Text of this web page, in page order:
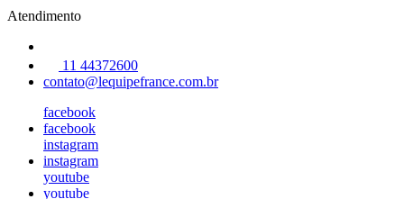
Atendimento
11 44372600
contato@lequipefrance.com.br
facebook
facebook
instagram
instagram
youtube
youtube